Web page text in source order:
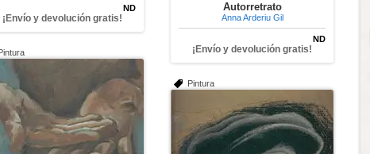
ND
¡Envío y devolución gratis!
Autorretrato
Anna Arderiu Gil
ND
¡Envío y devolución gratis!
Pintura